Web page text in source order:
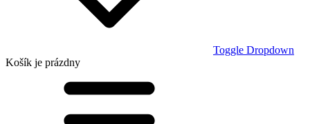
Toggle Dropdown
Košík je prázdny